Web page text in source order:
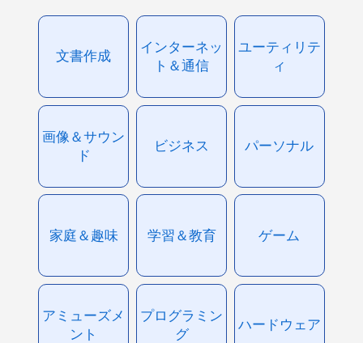
文書作成
インターネッ
ト＆通信
ユーティリテ
ィ
画像＆サウン
ド
ビジネス パーソナル
家庭＆趣味 学習＆教育 ゲーム
アミューズメ
ント
プログラミン
グ
ハードウェア